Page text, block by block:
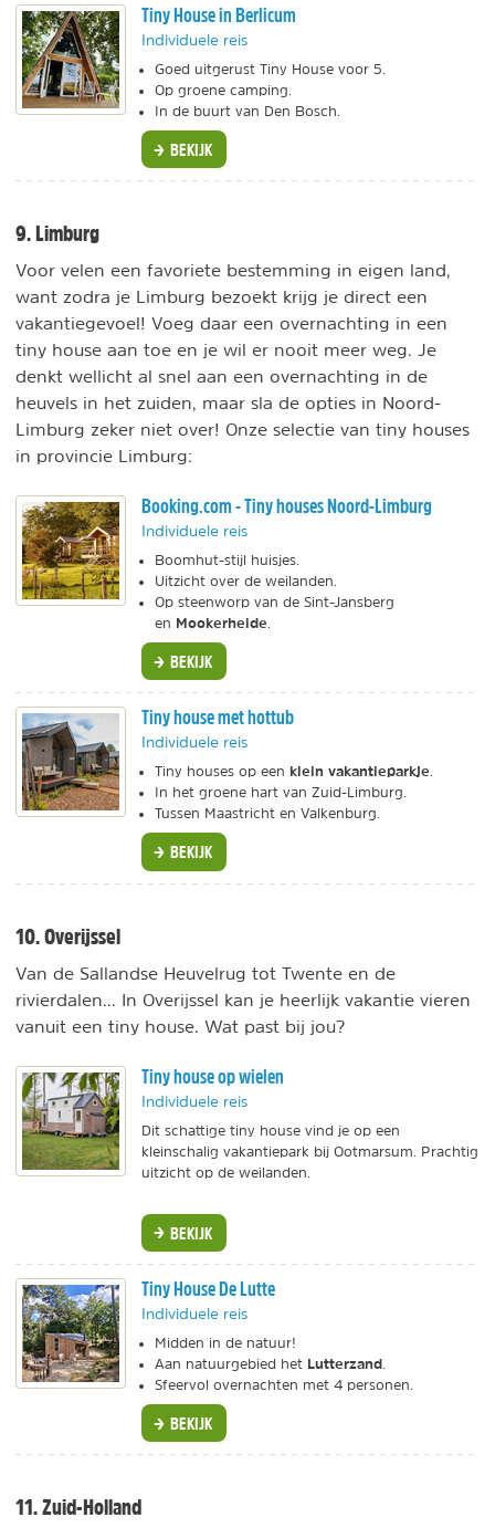
Tiny House in Berlicum
Individuele reis
Goed uitgerust Tiny House voor 5.
Op groene camping.
In de buurt van Den Bosch.
BEKIJK
9. Limburg
Voor velen een favoriete bestemming in eigen land,
want zodra je Limburg bezoekt krijg je direct een
vakantiegevoel! Voeg daar een overnachting in een
tiny house aan toe en je wil er nooit meer weg. Je
denkt wellicht al snel aan een overnachting in de
heuvels in het zuiden, maar sla de opties in Noord-
Limburg zeker niet over! Onze selectie van tiny houses
in provincie Limburg:
Booking.com - Tiny houses Noord-Limburg
Individuele reis
Boomhut-stijl huisjes.
Uitzicht over de weilanden.
Op steenworp van de Sint-Jansberg
en Mookerheide
BEKIJK
Tiny house met hottub
Individuele reis
Tiny houses op een klein vakantieparkje
In het groene hart van Zuid-Limburg.
Tussen Maastricht en Valkenburg.
BEKIJK
10. Overijssel
Van de Sallandse Heuvelrug tot Twente en de
rivierdalen... In Overijssel kan je heerlijk vakantie vieren
vanuit een tiny house. Wat past bij jou?
Tiny house op wielen
Individuele reis
Dit schattige tiny house vind je op een
kleinschalig vakantiepark bij Ootmarsum. Prachtig
uitzicht op de weilanden.
BEKIJK
Tiny House De Lutte
Individuele reis
Midden in de natuur!
Aan natuurgebied het Lutterzand
Sfeervol overnachten met 4 personen.
BEKIJK
11. Zuid-Holland